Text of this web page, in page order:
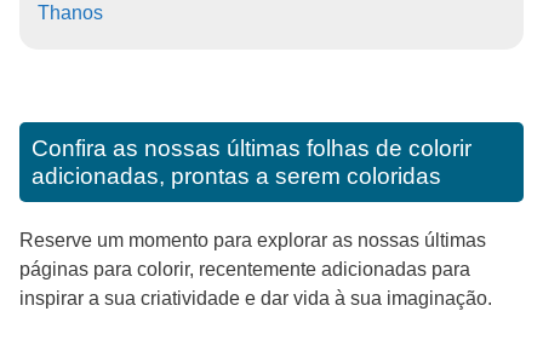
Thanos
Confira as nossas últimas folhas de colorir
adicionadas, prontas a serem coloridas
Reserve um momento para explorar as nossas últimas
páginas para colorir, recentemente adicionadas para
inspirar a sua criatividade e dar vida à sua imaginação.